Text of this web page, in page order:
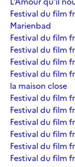
Festival du film
Marienbad
Festival du film
Festival du film
Festival du film
Festival du film
la maison close
Festival du film
Festival du film
Festival du film
Festival du film
Festival du film
Festival du film